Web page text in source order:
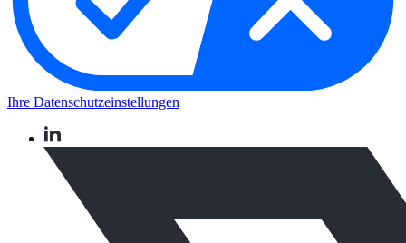
Ihre Datenschutzeinstellungen